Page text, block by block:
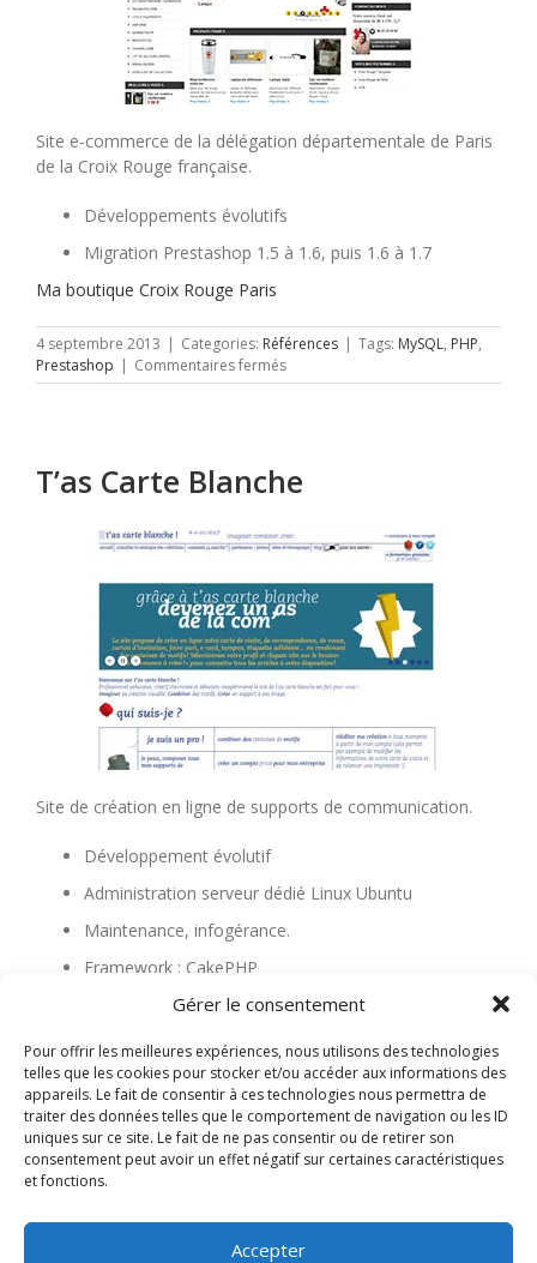
Gérer le consentement
Pour offrir les meilleures expériences, nous utilisons des technologies
telles que les cookies pour stocker et/ou accéder aux informations des
appareils. Le fait de consentir à ces technologies nous permettra de
traiter des données telles que le comportement de navigation ou les ID
uniques sur ce site. Le fait de ne pas consentir ou de retirer son
consentement peut avoir un effet négatif sur certaines caractéristiques
et fonctions.
Accepter
Site e-commerce de la délégation départementale de Paris
de la Croix Rouge française.
Développements évolutifs
Migration Prestashop 1.5 à 1.6, puis 1.6 à 1.7
Ma boutique Croix Rouge Paris
4 septembre 2013 | Categories: Références | Tags: MySQL, PHP,
Prestashop | Commentaires ferméssur
Croix
Délégation
Départementale
Paris
T’as Carte Blanche
Site de création en ligne de supports de communication.
Développement évolutif
Administration serveur dédié Linux Ubuntu
Maintenance, infogérance.
Framework : CakePHP
T’as carte blanche !
4 septembre 2013 | Categories:Références | Tags:CakePHP,
MySQL, PHP ,Ubuntu | Commentaires ferméssur
T’as
Carte
Blanche